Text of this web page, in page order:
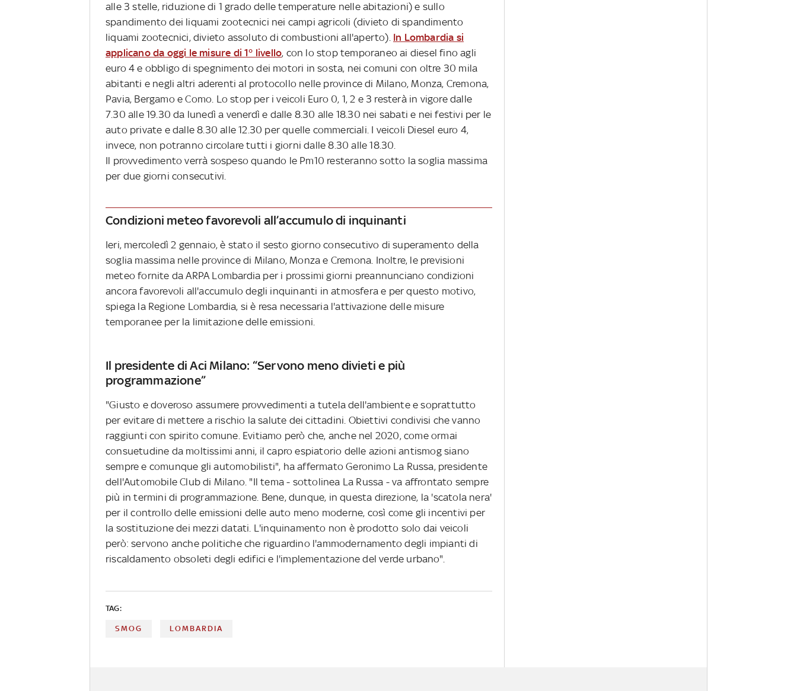
‪alle 3 stelle, riduzione di 1 grado delle temperature nelle abitazioni) e sullo
spandimento dei liquami zootecnici nei campi agricoli (divieto di spandimento
liquami zootecnici, divieto assoluto di combustioni all'aperto). In Lombardia si
applicano da oggi le misure di 1° livello, con lo stop temporaneo ai diesel fino agli
euro 4 e obbligo di spegnimento dei motori in sosta, nei comuni con oltre 30 mila
abitanti e negli altri aderenti al protocollo nelle province di Milano, Monza, Cremona,
Pavia, Bergamo e Como. Lo stop per i veicoli Euro 0, 1, 2 e 3 resterà in vigore dalle
7.30 alle 19.30 da lunedì a venerdì e dalle 8.30 alle 18.30 nei sabati e nei festivi per le
auto private e dalle 8.30 alle 12.30 per quelle commerciali. I veicoli Diesel euro 4,
invece, non potranno circolare tutti i giorni dalle 8.30 alle 18.30.
Il provvedimento verrà sospeso quando le Pm10 resteranno sotto la soglia massima
per due giorni consecutivi.
Condizioni meteo favorevoli all’accumulo di inquinanti
Ieri, mercoledì 2 gennaio, è stato il sesto giorno consecutivo di superamento della
soglia massima nelle province di Milano, Monza e Cremona. Inoltre, le previsioni
meteo fornite da ARPA Lombardia per i prossimi giorni preannunciano condizioni
ancora favorevoli all'accumulo degli inquinanti in atmosfera e per questo motivo,
spiega la Regione Lombardia, si è resa necessaria l'attivazione delle misure
temporanee per la limitazione delle emissioni.
Il presidente di Aci Milano: “Servono meno divieti e più
programmazione”
"Giusto e doveroso assumere provvedimenti a tutela dell'ambiente e soprattutto
per evitare di mettere a rischio la salute dei cittadini. Obiettivi condivisi che vanno
raggiunti con spirito comune. Evitiamo però che, anche nel 2020, come ormai
consuetudine da moltissimi anni, il capro espiatorio delle azioni antismog siano
sempre e comunque gli automobilisti", ha affermato Geronimo La Russa, presidente
dell'Automobile Club di Milano. "Il tema - sottolinea La Russa - va affrontato sempre
più in termini di programmazione. Bene, dunque, in questa direzione, la 'scatola nera'
per il controllo delle emissioni delle auto meno moderne, così come gli incentivi per
la sostituzione dei mezzi datati. L'inquinamento non è prodotto solo dai veicoli
però: servono anche politiche che riguardino l'ammodernamento degli impianti di
riscaldamento obsoleti degli edifici e l'implementazione del verde urbano".
TAG:
SMOG LOMBARDIA